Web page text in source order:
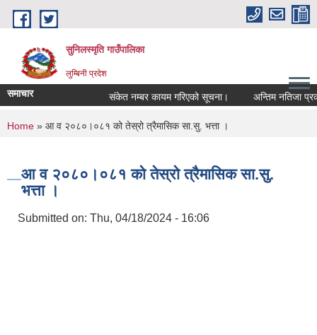
Skip to main content
सुनिलस्मृति गाउँपालिका
लुम्बिनी प्रदेश
समाचार संकेत नम्बर कायम गरिएको सूचना। अन्तिम नतिजा
You are here
Home » आ व २०८०।०८१ को तेस्रो त्रैमासिक सा.सु. भत्ता ।
आ व २०८०।०८१ को तेस्रो त्रैमासिक सा.सु.
भत्ता ।
Submitted on: Thu, 04/18/2024 - 16:06